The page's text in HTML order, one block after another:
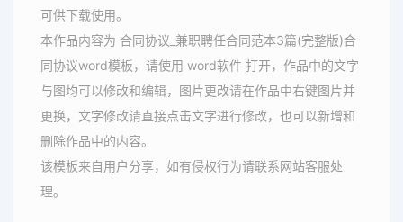
可供下载使用。
本作品内容为 合同协议_兼职聘任合同范本3篇(完整版)合
同协议word模板，请使用 word软件 打开，作品中的文字
与图均可以修改和编辑，图片更改请在作品中右键图片并
更换，文字修改请直接点击文字进行修改，也可以新增和
删除作品中的内容。
该模板来自用户分享，如有侵权行为请联系网站客服处
理。